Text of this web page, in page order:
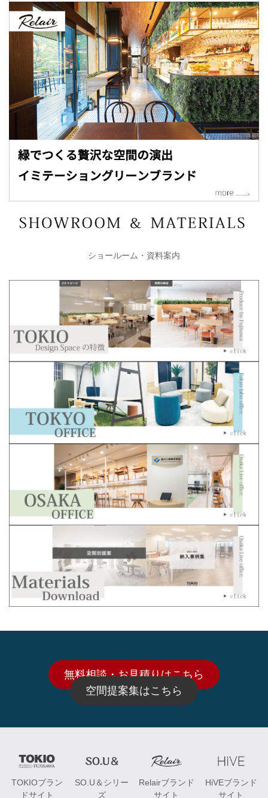
ショールーム・資料案内
無料相談・お見積りはこちら
空間提案集はこちら
TOKIOブラン
ドサイト
SO.U＆シリー
ズ
Relairブランド
サイト
HiVEブランド
サイト